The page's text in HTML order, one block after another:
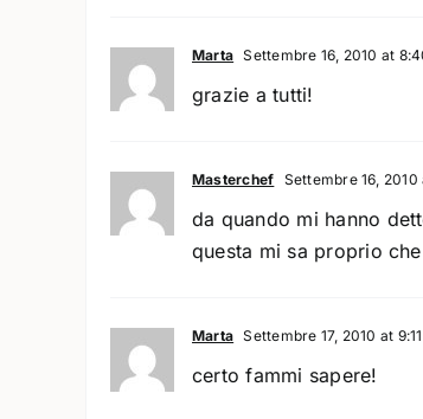
Marta Settembre 16, 2010 at
grazie a tutti!
Masterchef Settembre 16, 2010
da quando mi hanno
questa mi sa proprio
Marta Settembre 17, 2010 at
certo fammi sapere!